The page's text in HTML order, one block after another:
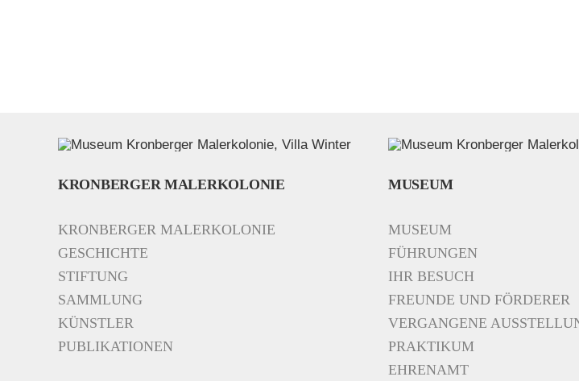
KRONBERGER MALERKOLONIE
KRONBERGER MALERKOLONIE
GESCHICHTE
STIFTUNG
SAMMLUNG
KÜNSTLER
PUBLIKATIONEN
MUSEUM
MUSEUM
FÜHRUNGEN
IHR BESUCH
FREUNDE UND FÖRDERER
VERGANGENE
PRAKTIKUM
EHRENAMT